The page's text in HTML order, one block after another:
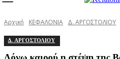
Αρχική ΚΕΦΑΛΟΝΙΑ Δ. ΑΡΓΟΣΤΟΛΙΟΥ
Δ. ΑΡΓΟΣΤΟΛΙΟΥ